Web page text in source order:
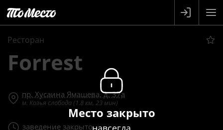
Ресторан
Forrest
пр. Хусаина Ямашева, д. 37а
м. Козья слобода (1.8 км, 23 мин)
заведение закрыто
Место закрыто